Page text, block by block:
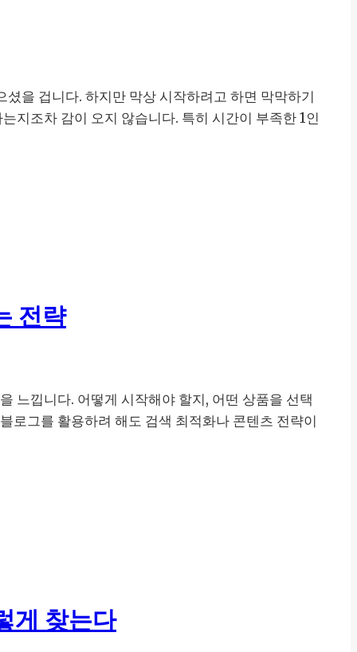
을 겁니다. 하지만 막상 시작하려고 하면 막막하기
지조차 감이 오지 않습니다. 특히 시간이 부족한 1인
전략
느낍니다. 어떻게 시작해야 할지, 어떤 상품을 선택
로그를 활용하려 해도 검색 최적화나 콘텐츠 전략이
게 찾는다